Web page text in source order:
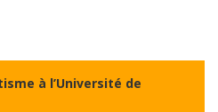
à l’Université de